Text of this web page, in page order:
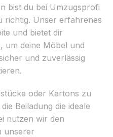
bist du bei Umzugsprofi
richtig. Unser erfahrenes
und bietet dir
um deine Möbel und
und zuverlässig
oder Kartons zu
Beiladung die ideale
nutzen wir den
unserer